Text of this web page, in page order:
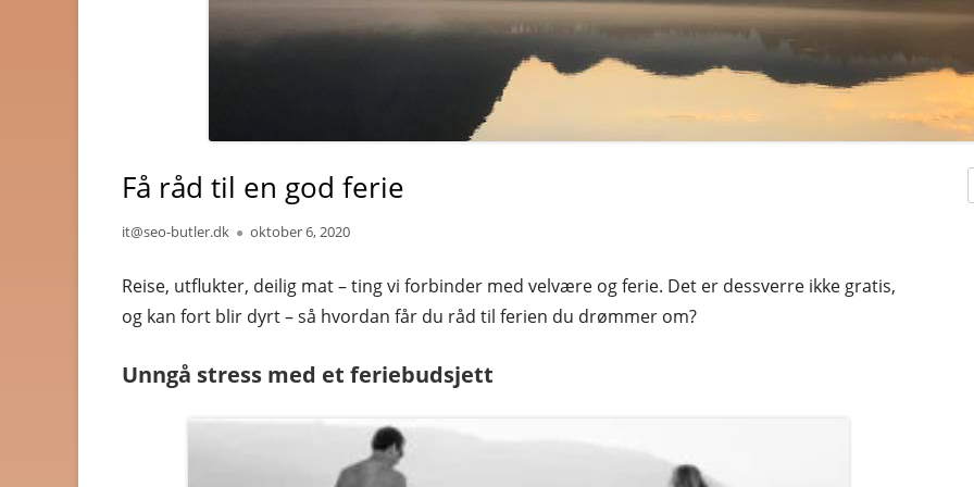
DATING OG EROTIKK
DVD OG BLUE-RAY
ELEKTRONIKK
FOTO OG VIDEO
GULL, JUVELER OG KLOKKER
Få råd til en god ferie
Author
it@seo-butler.dk
Published
oktober 6, 2020
Reise, utflukter, deilig mat – ting vi forbinder med velvære og ferie. Det er dessverre ikke gratis,
og kan fort blir dyrt – så hvordan får du råd til ferien du drømmer om?
Unngå stress med et feriebudsjett